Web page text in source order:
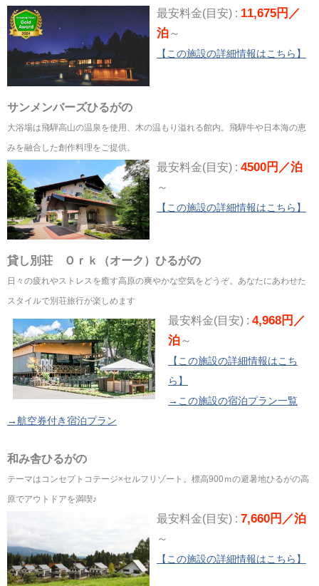
最安料金(目安) : 11,675円／
泊～
【この施設の詳細情報はこちら】
サンメンバーズひるがの
大浴場は飛騨高山の温泉を使用、木の温もり溢れる館内。飛騨牛や日本海の恵
みを融合した創作料理をご提供。
最安料金(目安) : 4500円／泊
～
【この施設の詳細情報はこちら】
貸し別荘 Ｏｒｋ（オーク）ひるがの
日々の疲れやストレスを癒す高原の爽やかな空気をどうぞ。あなたにあわせた
スタイルで別荘旅行が楽しめます
最安料金(目安) : 4,968円／
泊～
【この施設の詳細情報はこち
ら】
→この施設の宿泊プラン一覧
→航空券付き宿泊プラン
和み舎ひるがの
テーマはコンセプトコテージ×セルフリゾート。標高900ｍの避暑地ひるがの高
原でアウトドアを満喫♪
最安料金(目安) : 7,660円／泊
～
【この施設の詳細情報はこちら】